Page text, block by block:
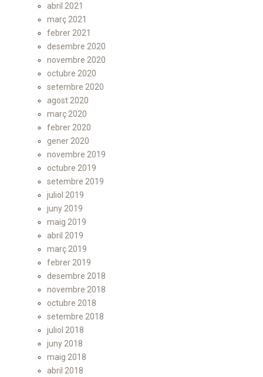
abril 2021
març 2021
febrer 2021
desembre 2020
novembre 2020
octubre 2020
setembre 2020
agost 2020
març 2020
febrer 2020
gener 2020
novembre 2019
octubre 2019
setembre 2019
juliol 2019
juny 2019
maig 2019
abril 2019
març 2019
febrer 2019
desembre 2018
novembre 2018
octubre 2018
setembre 2018
juliol 2018
juny 2018
maig 2018
abril 2018